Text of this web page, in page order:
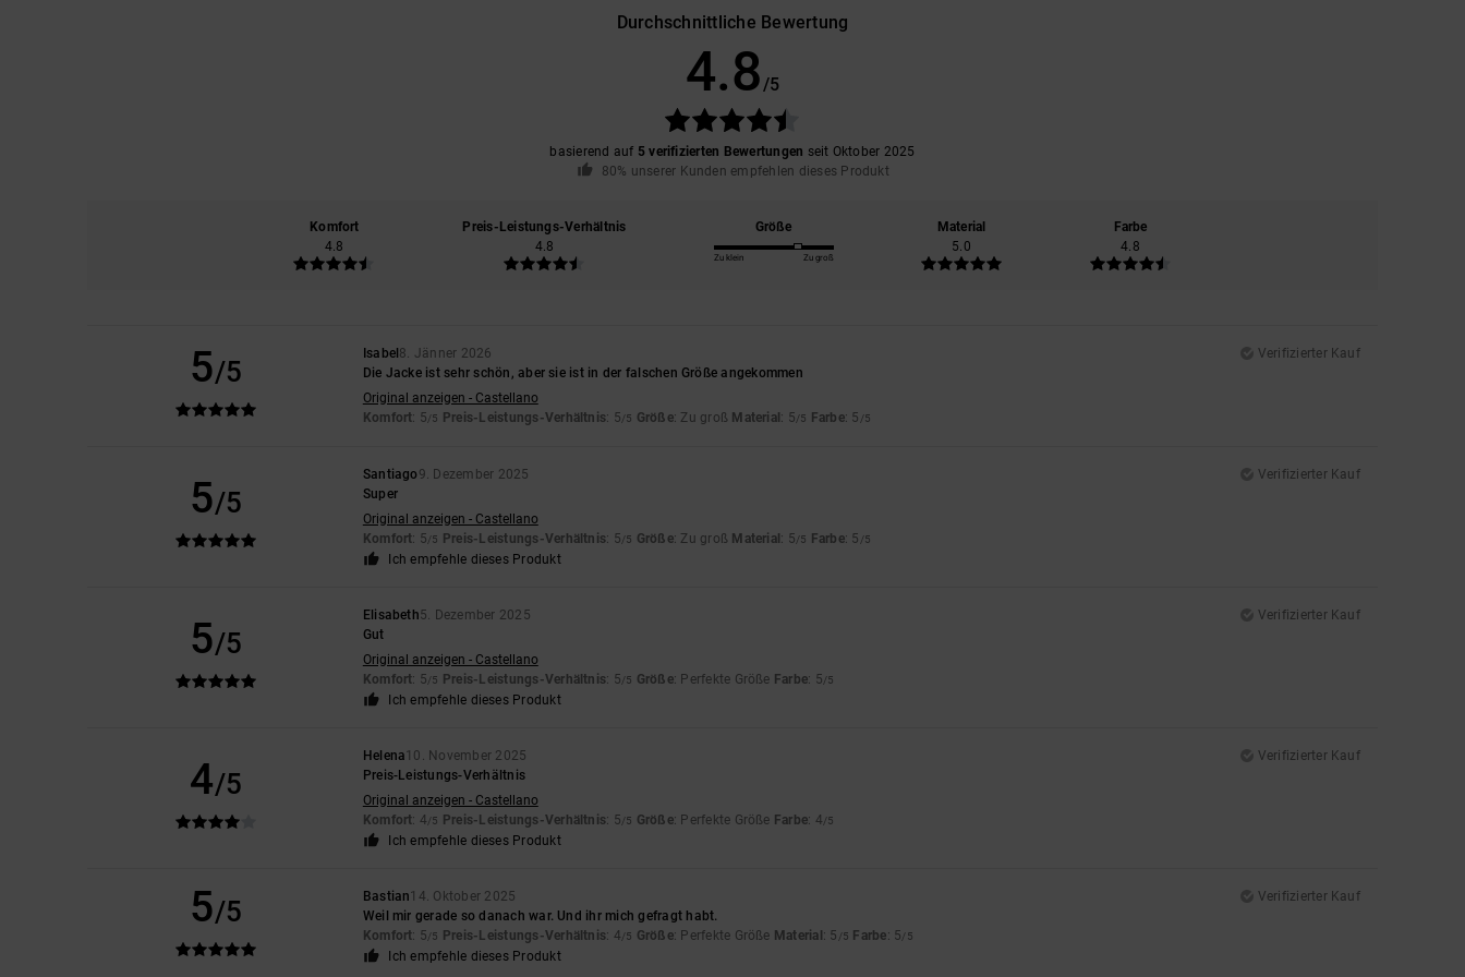
Durchschnittliche Bewertung
4.8 /5
basierend auf 5 verifizierten Bewertungen seit Oktober 2025
80% unserer Kunden empfehlen dieses Produkt
Komfort
4.8
Preis-Leistungs-Verhältnis
4.8
Größe
Zu klein Zu groß
Material
5.0
Farbe
4.8
5/5
Isabel 8. Jänner 2026
Verifizierter Kauf
Die Jacke ist sehr schön, aber sie ist in der falschen Größe angekommen
Original anzeigen - Castellano
Komfort: 5/5 Preis-Leistungs-Verhältnis: 5/5 Größe: Zu groß Material : 5/5 Farbe: 5 /5
5/5
Santiago9. Dezember 2025
Verifizierter Kauf
Super
Original anzeigen - Castellano
Komfort: 5/5 Preis-Leistungs-Verhältnis: 5/5 Größe: Zu groß Material : 5/5 Farbe: 5 /5
Ich empfehle dieses Produkt
5/5
Elisabeth5. Dezember 2025
Verifizierter Kauf
Gut
Original anzeigen - Castellano
Komfort: 5/5 Preis-Leistungs-Verhältnis: 5/5 Größe: Perfekte Größe Farbe: 5/5
Ich empfehle dieses Produkt
4/5
Helena10. November 2025
Verifizierter Kauf
Preis-Leistungs-Verhältnis
Original anzeigen - Castellano
Komfort: 4/5 Preis-Leistungs-Verhältnis: 5/5 Größe: Perfekte Größe Farbe: 4/5
Ich empfehle dieses Produkt
5/5 Bastian14. Oktober 2025
Verifizierter Kauf
Weil mir gerade so danach war. Und ihr mich gefragt habt.
Komfort: 5/5 Preis-Leistungs-Verhältnis: 4/5 Größe: Perfekte Größe Material : 5 /5 Farbe: 5/5
Ich empfehle dieses Produkt